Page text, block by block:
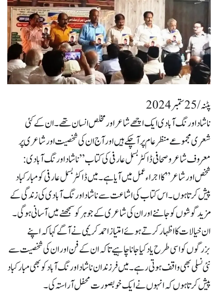
پٹنہ/ 25 ستمبر 2024
ناشاد اورنگ آبادی ایک اچھے شاعر اور مخلص انسان تھے۔ ان کے کئی
شعری مجموعے منظر عام پر آ چکے ہیں اور آج ان کی شخصیت اور شاعری پر
معروف شاعر و صحافی ڈاکٹر بسمل عارفی کی کتاب ” ناشاد اورنگ آبادی :
شخص اور شاعر ” کا اجراء عمل میں آیا ہے۔ میں ڈاکٹر بسمل عارفی کو مبارکباد
پیش کرتا ہوں۔ اس کتاب کی اشاعت سے ناشاد اورنگ آبادی کی زندگی کے
مزید گوشوں کو جاننے اور ان کی شاعری کے جوہر کو سمجھنے میں آسانی ہوگی۔
ان خیالات کا اظہار کرتے ہوئے امتیاز احمد کریمی نے آگے کہا کہ اپنے
بزرگوں کو اسی طرح یاد کیا جاناچاہیے تاکہ ان کے فن اور ان کی شخصیت سے
نئی نسلی بھی واقف ہوتی رہے۔ میں فرزندان ناشاد اورنگ آباد کو بھی مبارکباد
پیش کرتا ہوں کہ انہوں نے ایک خوبصورت محفل آراستہ کی۔